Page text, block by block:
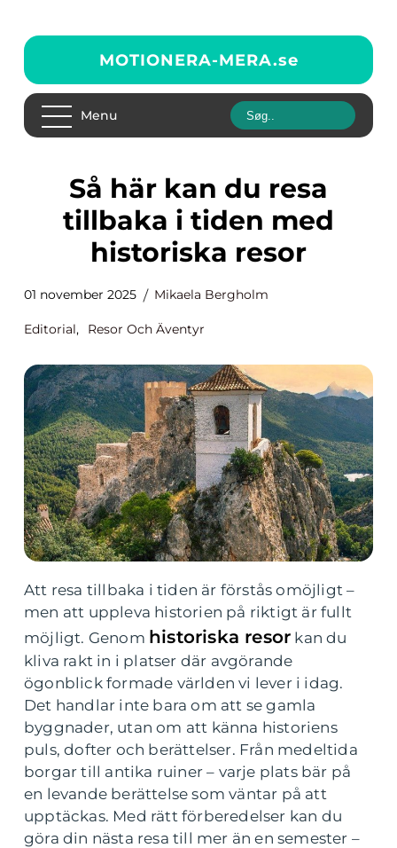
MOTIONERA-MERA.se
Menu
Så här kan du resa
tillbaka i tiden med
historiska resor
01 november 2025 Mikaela Bergholm
Editorial, Resor Och Äventyr
Att resa tillbaka i tiden är förstås omöjligt –
men att uppleva historien på riktigt är fullt
möjligt. Genom historiska resor kan du
kliva rakt in i platser där avgörande
ögonblick formade världen vi lever i idag.
Det handlar inte bara om att se gamla
byggnader, utan om att känna historiens
puls, dofter och berättelser. Från medeltida
borgar till antika ruiner – varje plats bär på
en levande berättelse som väntar på att
upptäckas. Med rätt förberedelser kan du
göra din nästa resa till mer än en semester –